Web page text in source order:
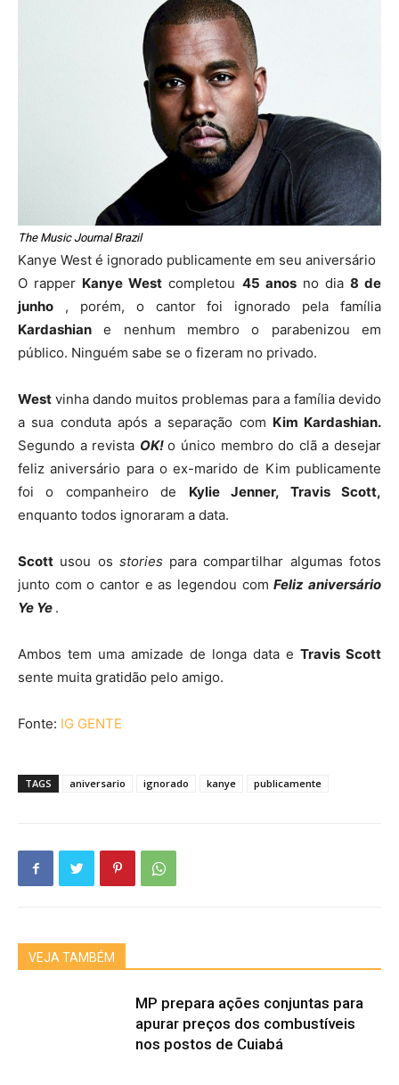
The Music Journal Brazil
Kanye West é ignorado publicamente em seu aniversário
O rapper Kanye West completou 45 anosno dia 8 de
junho , porém, o cantor foi ignorado pela família
Kardashian e nenhum membro o parabenizou em
público. Ninguém sabe se o fizeram no privado.
West vinha dando muitos problemas para a família devido
a sua conduta após a separação com Kim Kardashian.
Segundo a revista OK! o único membro do clã a desejar
feliz aniversário para o ex-marido de Kim publicamente
foi o companheiro de Kylie Jenner, Travis Scott,
enquanto todos ignoraram a data.
Scott usou os stories para compartilhar algumas fotos
junto com o cantor e as legendou comFeliz aniversário
Ye Ye .
Ambos tem uma amizade de longa data e Travis Scott
sente muita gratidão pelo amigo.
Fonte: IG GENTE
TAGS aniversario ignorado kanye publicamente
VEJA TAMBÉM
MP prepara ações conjuntas para
apurar preços dos combustíveis
nos postos de Cuiabá